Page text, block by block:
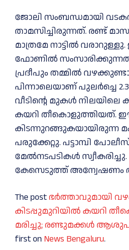
ജോലി സംബന്ധമായി
താമസിച്ചിരുന്നത്. രണ്ട്
മാത്രമേ നാട്ടിൽ
ഫോണിൽ
പ്രദീപും തമ്മിൽ
പിന്നാലെയാണ് പുലർച്ചെ
വീടിന്റെ മുകൾ നിലയിലെ
കയറി തീകൊളുത്തിയത്.
കിടന്നുറങ്ങുകയായിരുന്ന
പരുക്കേറ്റു. പട്ടാമ്പി
മേല്‍നടപടികള്‍
കേസെടുത്ത് അന്വേഷണം
The postഭർത്താവുമായി
കിടപ്പുമുറിയിൽ കയറി
മരിച്ചു; രണ്ടുമക്കള്‍
first on News Bengaluru.